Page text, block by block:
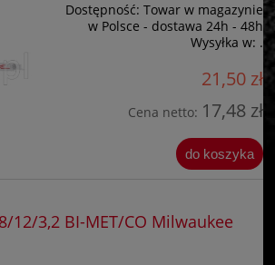
Dostępność: Towar w magazynie
w Polsce - dostawa 24h - 48h
Wysyłka w: .
21,50 zł
Cena netto: 17,48 zł
do koszyka
12/3,2 BI-MET/CO Milwaukee